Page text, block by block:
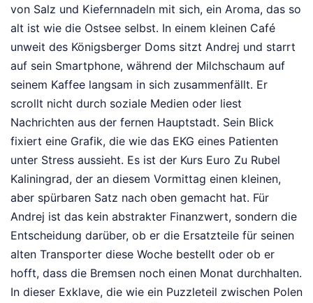
von Salz und Kiefernnadeln mit sich, ein Aroma, das so
alt ist wie die Ostsee selbst. In einem kleinen Café
unweit des Königsberger Doms sitzt Andrej und starrt
auf sein Smartphone, während der Milchschaum auf
seinem Kaffee langsam in sich zusammenfällt. Er
scrollt nicht durch soziale Medien oder liest
Nachrichten aus der fernen Hauptstadt. Sein Blick
fixiert eine Grafik, die wie das EKG eines Patienten
unter Stress aussieht. Es ist der Kurs Euro Zu Rubel
Kaliningrad, der an diesem Vormittag einen kleinen,
aber spürbaren Satz nach oben gemacht hat. Für
Andrej ist das kein abstrakter Finanzwert, sondern die
Entscheidung darüber, ob er die Ersatzteile für seinen
alten Transporter diese Woche bestellt oder ob er
hofft, dass die Bremsen noch einen Monat durchhalten.
In dieser Exklave, die wie ein Puzzleteil zwischen Polen